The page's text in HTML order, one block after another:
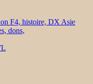
F4, histoire, DX Asie
dons,